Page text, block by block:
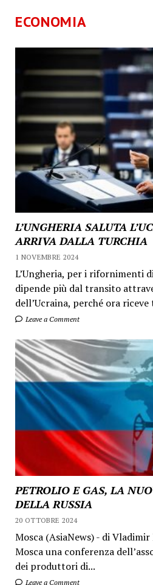
ECONOMIA
L’UNGHERIA SALUTA
ARRIVA DALLA TURCHIA
1 NOVEMBRE 2024
L’Ungheria, per i rifornimenti
dipende più dal transito
dell’Ucraina, perché ora
Leave a Comment
PETROLIO E GAS, LA
DELLA RUSSIA
20 OTTOBRE 2024
Mosca (AsiaNews) - di
Mosca una conferenza
dei produttori di...
Leave a Comment